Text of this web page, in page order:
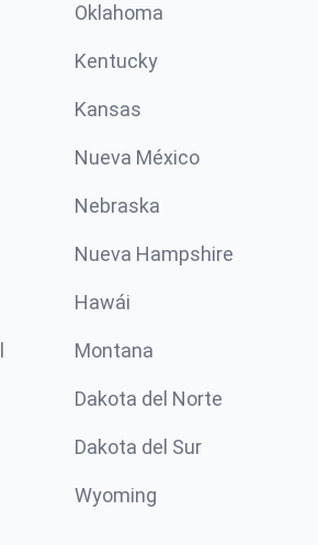
Oklahoma
Kentucky
Kansas
Nueva México
Nebraska
Nueva Hampshire
Hawái
Montana
Dakota del Norte
Dakota del Sur
Wyoming